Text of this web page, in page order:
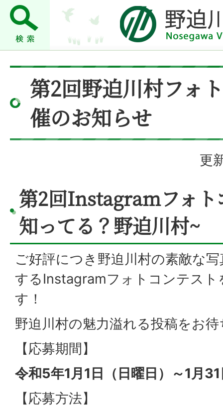
第2回野迫川村フォ
催のお知らせ
更
第2回Instagramフォト
知ってる？野迫川村~
ご好評につき野迫川村の素敵な
するInstagramフォトコンテスト
す！
野迫川村の魅力溢れる投稿をお
【応募期間】
令和5年1月1日（日曜日）～1月
【応募方法】